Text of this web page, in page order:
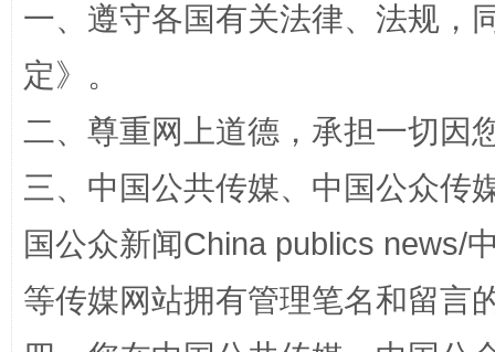
国家大学科技园优化重塑工作
一、遵守各国有关法律、法规，
定》。
二、尊重网上道德，承担一切因
三、中国公共传媒、中国公众传
国公众新闻China publics news/
等传媒网站拥有管理笔名和留言